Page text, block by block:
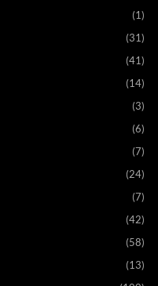
(1)
(31)
(41)
(14)
(3)
(6)
(7)
(24)
(7)
(42)
(58)
(13)